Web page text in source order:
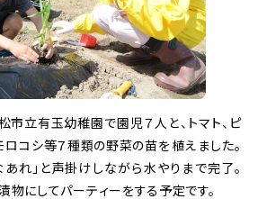
市立有玉幼稚園で園児７人 と、トマト、ピ
ロコシ等７種類の野菜の苗を植えました。
あれ」と声掛けしながら水やりまで完了。
物にしてパーティーをする 予定です。